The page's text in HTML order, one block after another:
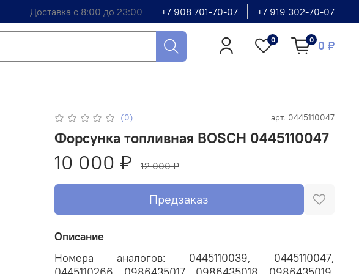
Доставка с 8:00 до 23:00 +7 908 701-70-07 +7 919 302-70-07
0 0 0 ₽
(0) арт. 0445110047
Форсунка топливная BOSCH 0445110047
10 000 ₽ 12 000 ₽
Предзаказ
Описание
Номера аналогов: 0445110039, 0445110047,